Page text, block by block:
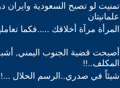
تمنيت لو تصبح السعودية وايران
علمانيتان
المرأة مرآة أخلاقك .....فكما
أصبحت قضية الجنوب اليمني,
المكلف..!!
شيئاً في صدري..الرسم الحلال